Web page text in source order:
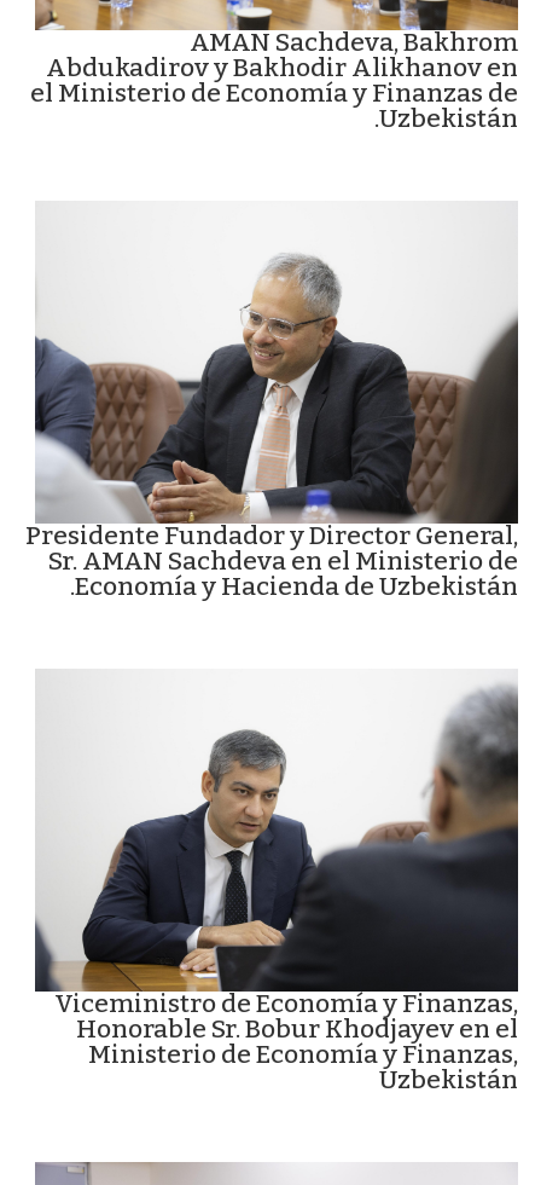
AMAN Sachdeva, Bakhrom
Abdukadirov y Bakhodir Alikhanov en
el Ministerio de Economía y Finanzas de
Uzbekistán.
Presidente Fundador y Director General,
Sr. AMAN Sachdeva en el Ministerio de
Economía y Hacienda de Uzbekistán.
Viceministro de Economía y Finanzas,
Honorable Sr. Bobur Khodjayev en el
Ministerio de Economía y Finanzas,
Uzbekistán